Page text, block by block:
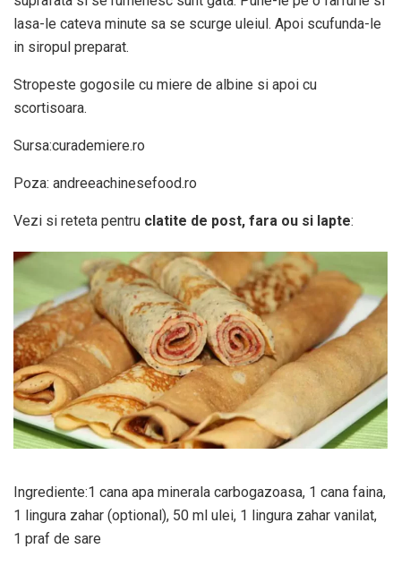
lasa-le cateva minute sa se scurge uleiul. Apoi scufunda-le
in siropul preparat.
Stropeste gogosile cu miere de albine si apoi cu
scortisoara.
Sursa:curademiere.ro
Poza: andreeachinesefood.ro
Vezi si reteta pentru clatite de post, fara ou si lapte:
Ingrediente:1 cana apa minerala carbogazoasa, 1 cana faina,
1 lingura zahar (optional), 50 ml ulei, 1 lingura zahar vanilat,
1 praf de sare